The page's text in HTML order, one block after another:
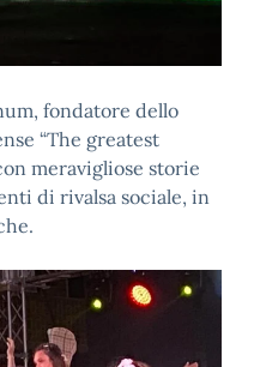
fondatore dello
“The greatest
meravigliose storie
di rivalsa sociale, in